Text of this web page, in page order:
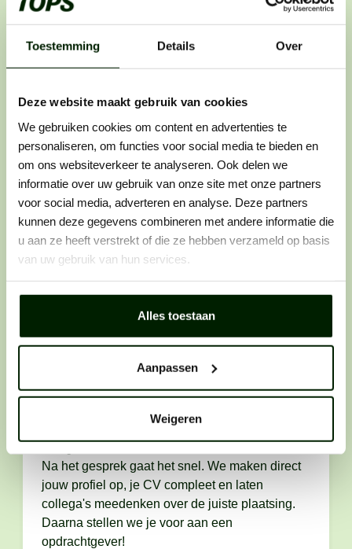
Toestemming Details Over
Deze website maakt gebruik van cookies
We gebruiken cookies om content en advertenties te
personaliseren, om functies voor social media te bieden en
om ons websiteverkeer te analyseren. Ook delen we
informatie over uw gebruik van onze site met onze partners
voor social media, adverteren en analyse. Deze partners
kunnen deze gegevens combineren met andere informatie die
u aan ze heeft verstrekt of die ze hebben verzameld op basis
van uw gebruik van hun services.
Alles toestaan
Aanpassen
Weigeren
Stap 1: solliciteren
er dan geen gras over groeien en solliciteer
zoals jij.
Stap 2: telefonisch contact
We bellen je op. Als het klikt, maken we
persoonlijk kennis. We bespreken het werk, wie
eerlijker je bent, des te makkelijker het voor ons
is om de juiste plek voor je te vinden.
Stap 3: voorstellen
Na het gesprek gaat het snel. We maken direct
jouw profiel op, je CV compleet en laten
collega's meedenken over de juiste plaatsing.
Daarna stellen we je voor aan een
opdrachtgever!